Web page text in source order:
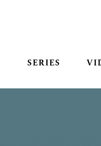
SERIES